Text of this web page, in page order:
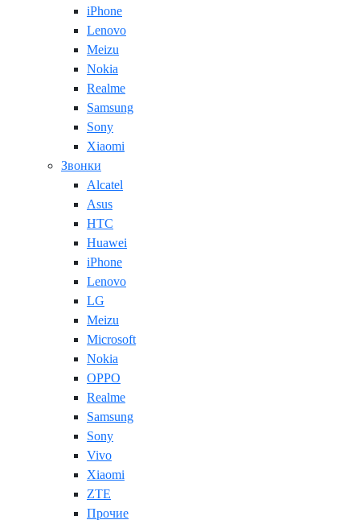
iPhone
Lenovo
Meizu
Nokia
Realme
Samsung
Sony
Xiaomi
Звонки
Alcatel
Asus
HTC
Huawei
iPhone
Lenovo
LG
Meizu
Microsoft
Nokia
OPPO
Realme
Samsung
Sony
Vivo
Xiaomi
ZTE
Прочие